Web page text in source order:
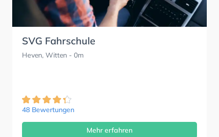
SVG Fahrschule
Heven, Witten - 0m
48 Bewertungen
Mehr erfahren